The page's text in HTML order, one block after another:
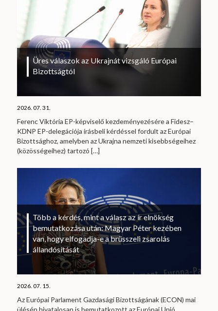
Üres válaszok az Ukrajnát vizsgáló Európai
Bizottságtól
2026. 07. 31.
Ferenc Viktória EP-képviselő kezdeményezésére a Fidesz–
KDNP EP-delegációja írásbeli kérdéssel fordult az Európai
Bizottsághoz, amelyben az Ukrajna nemzeti kisebbségeihez
(közösségeihez) tartozó […]
Több a kérdés, mint a válasz az ír elnökség
bemutatkozása után: Magyar Péter kezében
van, hogy elfogadja-e a brüsszeli zsarolás
állandósítását
2026. 07. 15.
Az Európai Parlament Gazdasági Bizottságának (ECON) mai
ülésén hivatalosan is bemutatkozott az Európai Unió